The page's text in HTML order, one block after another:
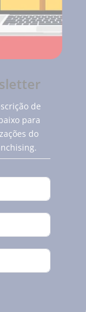
de
para
do